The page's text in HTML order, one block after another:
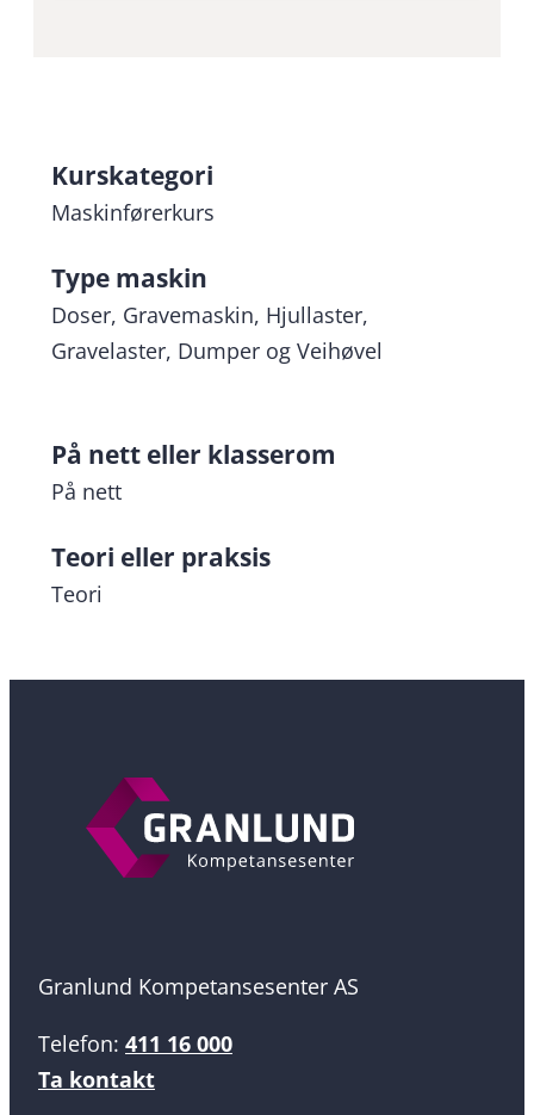
Kurskategori
Maskinførerkurs
Type maskin
Doser, Gravemaskin, Hjullaster,
Gravelaster, Dumper og Veihøvel
På nett eller klasserom
På nett
Teori eller praksis
Teori
Granlund Kompetansesenter AS
Telefon: 411 16 000
Ta kontakt